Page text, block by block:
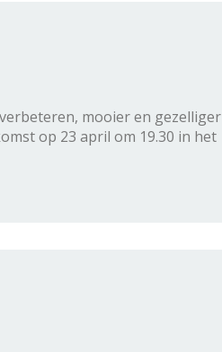
mooier en gezelliger
op 23 april om 19.30 in het